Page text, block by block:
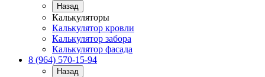
Назад
Калькуляторы
Калькулятор кровли
Калькулятор забора
Калькулятор фасада
8 (964) 570-15-94
Назад